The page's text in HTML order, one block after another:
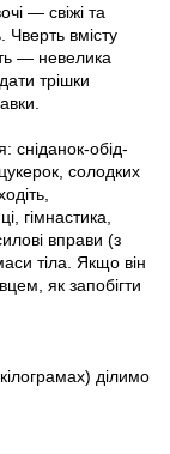
— свіжі та
Чверть вмісту
— невелика
трішки
сніданок-обід-
солодких
гімнастика,
вправи (з
тіла. Якщо він
як запобігти
ділимо